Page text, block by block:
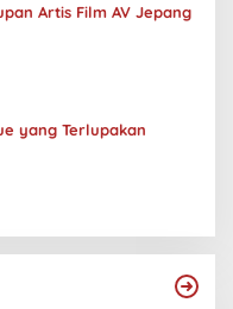
Artis Film AV Jepang
yang Terlupakan